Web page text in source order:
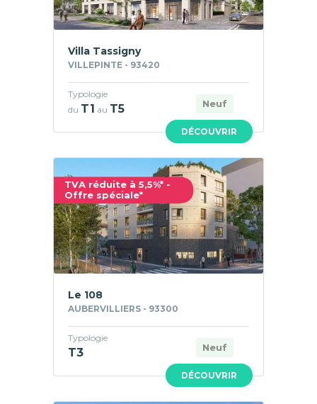
DÉCOUVRIR
Villa Tassigny
VILLEPINTE - 93420
Neuf
Typologie
du T1 au T5
TVA réduite à 5,5%* -
Offre spéciale*
DÉCOUVRIR
Le 108
AUBERVILLIERS - 93300
Neuf
Typologie
T3